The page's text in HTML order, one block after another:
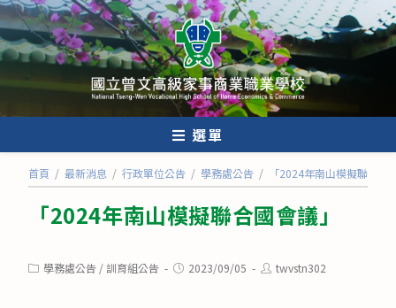
跳
轉
至
內
選單
首頁 / 最新消息 / 行政單位公告 / 學務處公告 / 「2024年南山模擬聯合國
「2024年南山模擬聯合國會議」
Post學務處公告 /訓育組公告
Post2023/09/05
Posttwvstn302